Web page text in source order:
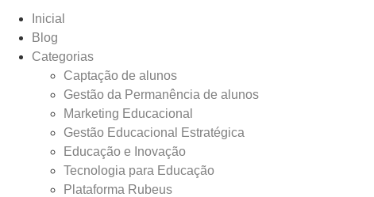
Inicial
Blog
Categorias
Captação de alunos
Gestão da Permanência de alunos
Marketing Educacional
Gestão Educacional Estratégica
Educação e Inovação
Tecnologia para Educação
Plataforma Rubeus